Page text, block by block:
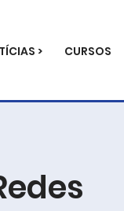
> CURSOS